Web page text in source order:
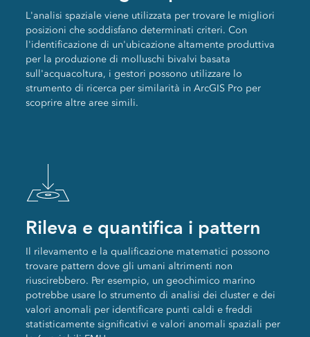
L'analisi spaziale viene utilizzata per trovare le migliori
posizioni che soddisfano determinati criteri. Con
l'identificazione di un'ubicazione altamente produttiva
per la produzione di molluschi bivalvi basata
sull'acquacoltura, i gestori possono utilizzare lo
strumento di ricerca per similarità in ArcGIS Pro per
scoprire altre aree simili.
Rileva e quantifica i pattern
Il rilevamento e la qualificazione matematici possono
trovare pattern dove gli umani altrimenti non
riuscirebbero. Per esempio, un geochimico marino
potrebbe usare lo strumento di analisi dei cluster e dei
valori anomali per identificare punti caldi e freddi
statisticamente significativi e valori anomali spaziali per